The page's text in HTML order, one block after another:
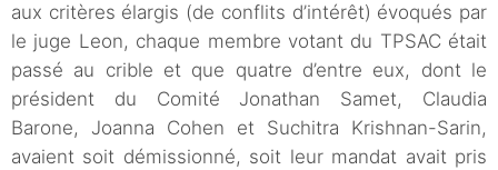
aux critères élargis (de conflits d’intérêt) évoqués par
le juge Leon, chaque membre votant du TPSAC était
passé au crible et que quatre d’entre eux, dont le
président du Comité Jonathan Samet, Claudia
Barone, Joanna Cohen et Suchitra Krishnan-Sarin,
avaient soit démissionné, soit leur mandat avait pris